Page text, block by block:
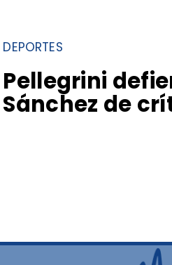
DEPORTES
Pellegrini
Sánchez de